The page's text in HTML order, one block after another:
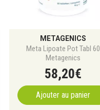
METAGENICS
Meta Lipoate Pot Tabl 60
Metagenics
58,20€
Ajouter au panier